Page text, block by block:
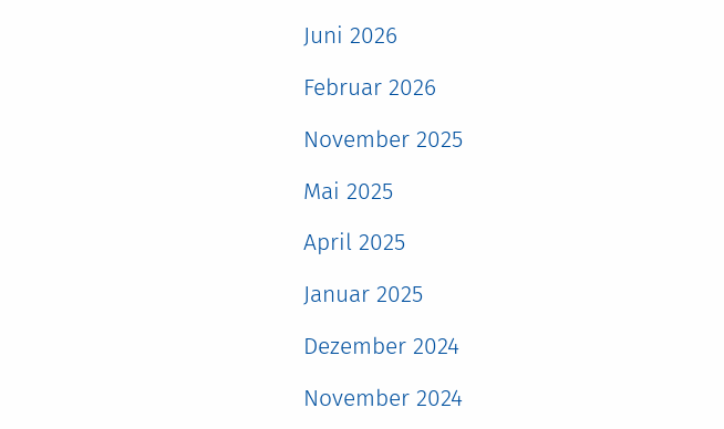
Juni 2026
Februar 2026
November 2025
Mai 2025
April 2025
Januar 2025
Dezember 2024
November 2024